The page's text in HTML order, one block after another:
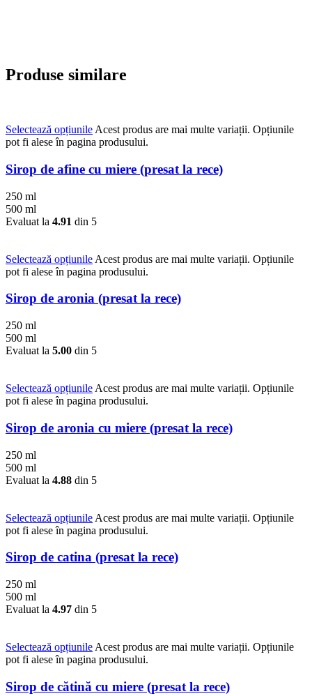
Produse similare
Selectează opțiunile Acest produs are mai multe variații. Opțiunile
pot fi alese în pagina produsului.
Sirop de afine cu miere (presat la rece)
250 ml
500 ml
Evaluat la 4.91 din 5
Selectează opțiunile Acest produs are mai multe variații. Opțiunile
pot fi alese în pagina produsului.
Sirop de aronia (presat la rece)
250 ml
500 ml
Evaluat la 5.00 din 5
Selectează opțiunile Acest produs are mai multe variații. Opțiunile
pot fi alese în pagina produsului.
Sirop de aronia cu miere (presat la rece)
250 ml
500 ml
Evaluat la 4.88 din 5
Selectează opțiunile Acest produs are mai multe variații. Opțiunile
pot fi alese în pagina produsului.
Sirop de catina (presat la rece)
250 ml
500 ml
Evaluat la 4.97 din 5
Selectează opțiunile Acest produs are mai multe variații. Opțiunile
pot fi alese în pagina produsului.
Sirop de cătină cu miere (presat la rece)